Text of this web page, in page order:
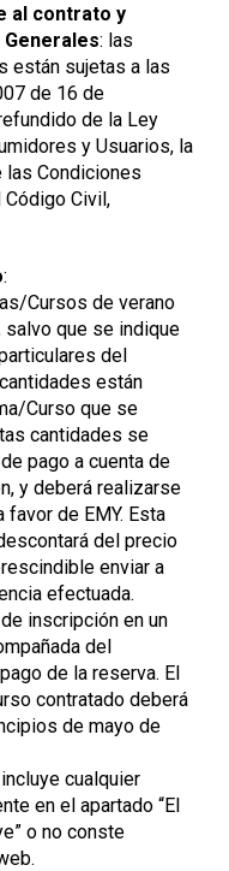
al contrato y
Generales: las
están sujetas a las
de 16 de
de la Ley
y Usuarios, la
Condiciones
Código Civil,
:
Cursos de verano
salvo que se indique
del
están
Curso que se
cantidades se
pago a cuenta de
y deberá realizarse
de EMY. Esta
del precio
enviar a
efectuada.
inscripción en un
del
de la reserva. El
contratado deberá
de mayo de
cualquier
en el apartado “El
o no conste